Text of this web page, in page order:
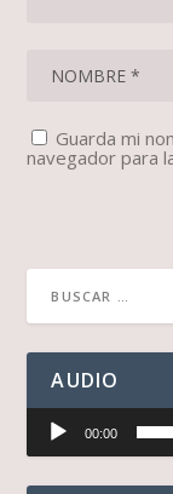
Guarda mi
navegador para
AUDIO
Reproductor
audio
00:00